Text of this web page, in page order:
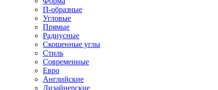
П-образные
Угловые
Прямые
Радиусные
Скошенные углы
Стиль
Современные
Евро
Английские
Дизайнерские